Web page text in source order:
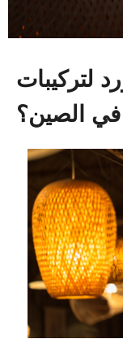
لتركيبات
في الصين؟